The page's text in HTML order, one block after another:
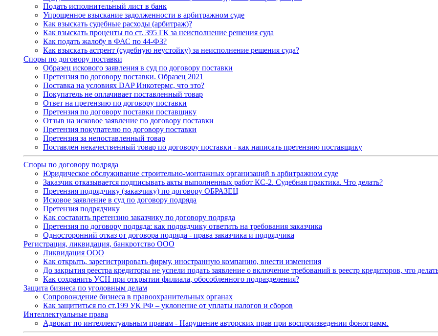
Подать исполнительный лист в банк
Упрощенное взыскание задолженности в арбитражном суде
Как взыскать судебные расходы (арбитраж)?
Как взыскать проценты по ст. 395 ГК за неисполнение решения суда
Как подать жалобу в ФАС по 44-ФЗ?
Как взыскать астрент (судебную неустойку) за неисполнение решения суда?
Споры по договору поставки
Образец искового заявления в суд по договору поставки
Претензия по договору поставки. Образец 2021
Поставка на условиях DAP Инкотермс, что это?
Покупатель не оплачивает поставленный товар
Ответ на претензию по договору поставки
Претензия по договору поставки поставщику
Отзыв на исковое заявление по договору поставки
Претензия покупателю по договору поставки
Претензия за непоставленный товар
Поставлен некачественный товар по договору поставки - как написать претензию поставщику
Споры по договору подряда
Юридическое обслуживание строительно-монтажных организаций в арбитражном суде
Заказчик отказывается подписывать акты выполненных работ КС-2. Судебная практика. Что делать?
Претензия подрядчику (заказчику) по договору ОБРАЗЕЦ
Исковое заявление в суд по договору подряда
Претензия подрядчику
Как составить претензию заказчику по договору подряда
Претензия по договору подряда: как подрядчику ответить на требования заказчика
Односторонний отказ от договора подряда - права заказчика и подрядчика
Регистрация, ликвидация, банкротство ООО
Ликвидация ООО
Как открыть, зарегистрировать фирму, иностранную компанию, внести изменения
До закрытия реестра кредиторы не успели подать заявление о включение требований в реестр кредиторов, что
Как сохранить УСН при открытии филиала, обособленного подразделения?
Защита бизнеса по уголовным делам
Сопровождение бизнеса в правоохранительных органах
Как защититься по ст.199 УК РФ – уклонение от уплаты налогов и сборов
Интеллектуальные права
Адвокат по интеллектуальным правам - Нарушение авторских прав при воспроизведении фонограмм.